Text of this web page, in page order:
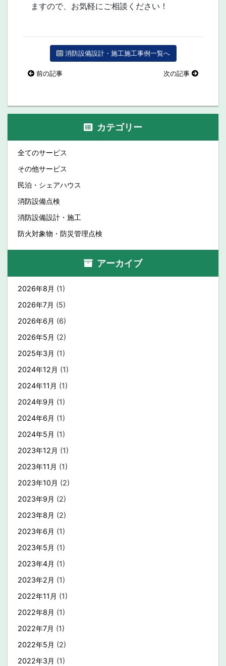
ますので、お気軽にご相談ください！
消防設備設計・施工施工事例一覧へ
前の記事 次の記事
カテゴリー
全てのサービス
その他サービス
民泊・シェアハウス
消防設備点検
消防設備設計・施工
防火対象物・防災管理点検
アーカイブ
2026年8月 (1)
2026年7月 (5)
2026年6月 (6)
2026年5月 (2)
2025年3月 (1)
2024年12月 (1)
2024年11月 (1)
2024年9月 (1)
2024年6月 (1)
2024年5月 (1)
2023年12月 (1)
2023年11月 (1)
2023年10月 (2)
2023年9月 (2)
2023年8月 (2)
2023年6月 (1)
2023年5月 (1)
2023年4月 (1)
2023年2月 (1)
2022年11月 (1)
2022年8月 (1)
2022年7月 (1)
2022年5月 (2)
2022年3月 (1)